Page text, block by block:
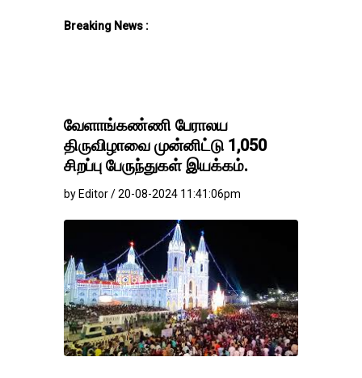
Breaking News :
வேளாங்கண்ணி பேராலய
திருவிழாவை முன்னிட்டு 1,050
சிறப்பு பேருந்துகள் இயக்கம்.
by Editor / 20-08-2024 11:41:06pm